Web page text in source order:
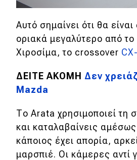
eDRIVE
DRIVE USED
Αυτό σημαίνει ότι θα
οριακά μεγαλύτερο από το
Χιροσίμα, το crossover
ΔΕΙΤΕ ΑΚΟΜΗ Δεν
Mazda
Το Arata χρησιμοποιεί τη
και καταλαβαίνεις
κάποιος έχει απορία,
μαρσπιέ. Οι κάμερες αντί